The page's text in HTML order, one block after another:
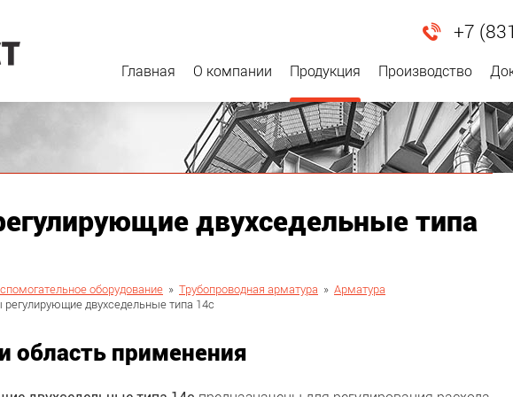
+7
Главная О компании Продукция Производство
двухседельные типа
оборудование » Трубопроводная арматура » Арматура
регулирующие двухседельные типа 14с
область применения